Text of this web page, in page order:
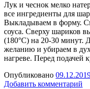
Лук и чеснок мелко
все ингредиенты для
Выкладываем в форму.
соуса. Сверху шариков
(180°C) на 20-30 минут.
желанию и убираем в
нагреве. Перед подачей
Опубликовано
Добавить комментарий